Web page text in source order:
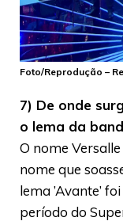
Foto/Reprodução –
7) De onde
o lema da
O nome
nome que
lema ’Avante’
período do